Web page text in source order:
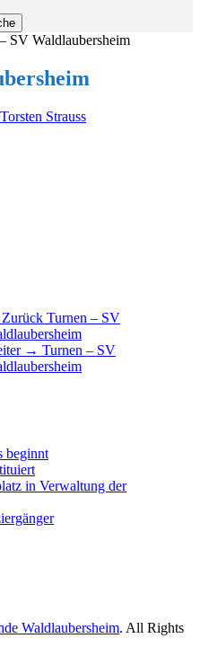
SV Waldlaubersheim
Autor
Torsten Strauss
Vorhergehender
Beitrag:
Turnen – SV
→ Nächster
Beitrag:
Turnen – SV
beginnt
in Verwaltung der
Waldlaubersheim. All Rights